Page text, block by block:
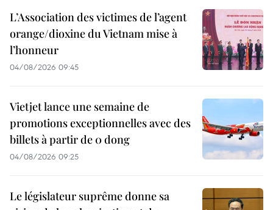
L’Association des victimes de l’agent
orange/dioxine du Vietnam mise à
l’honneur
04/08/2026 09:45
Vietjet lance une semaine de
promotions exceptionnelles avec des
billets à partir de 0 dong
04/08/2026 09:25
Le législateur suprême donne sa